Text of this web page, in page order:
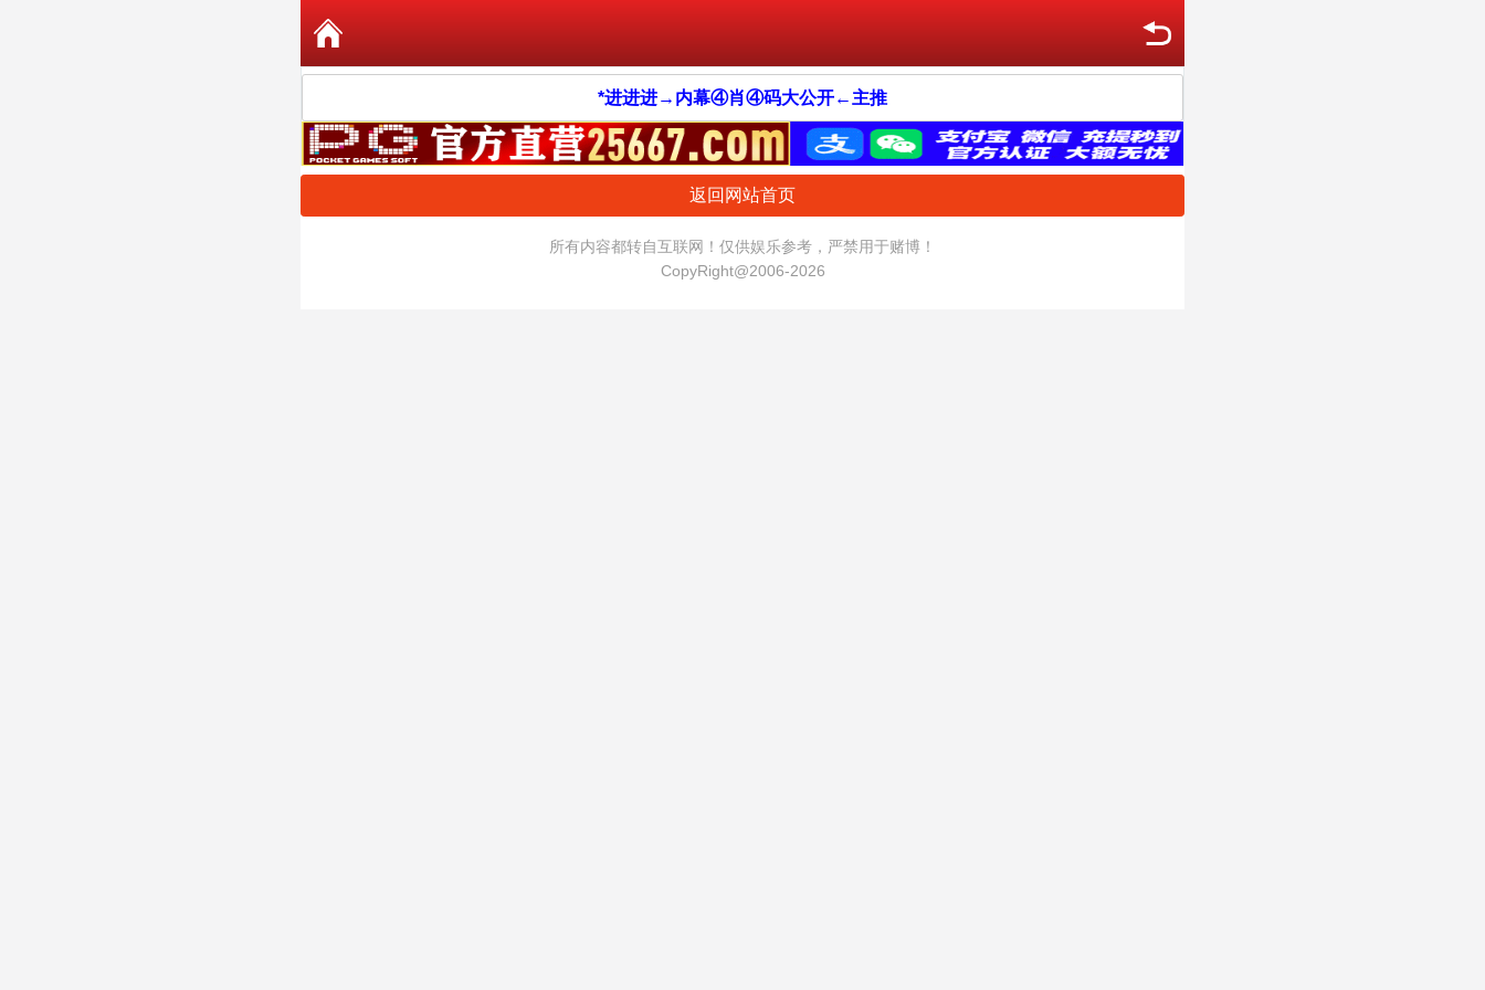
*进进进→内幕④肖④码大公开←主推
返回网站首页
所有内容都转自互联网！仅供娱乐参考，严禁用于赌博！
CopyRight@2006-2026